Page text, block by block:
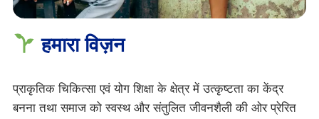
हमारा विज़न
प्राकृतिक चिकित्सा एवं योग शिक्षा के क्षेत्र में उत्कृष्टता का केंद्र
बनना तथा समाज को स्वस्थ और संतुलित जीवनशैली की ओर प्रेरित